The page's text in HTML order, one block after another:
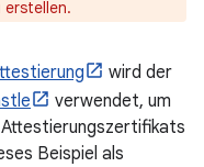
erstellen.
wird der
verwendet, um
Beispiel als